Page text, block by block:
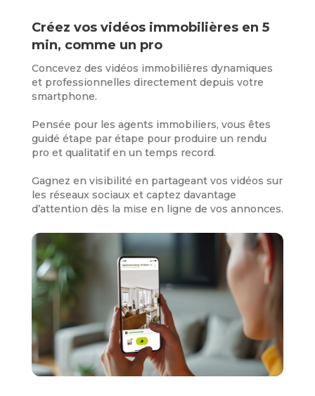
Créez vos vidéos immobilières en 5
min, comme un pro
Concevez des vidéos immobilières dynamiques
et professionnelles directement depuis votre
smartphone.
Pensée pour les agents immobiliers, vous êtes
guidé étape par étape pour produire un rendu
pro et qualitatif en un temps record.
Gagnez en visibilité en partageant vos vidéos sur
les réseaux sociaux et captez davantage
d’attention dès la mise en ligne de vos annonces.